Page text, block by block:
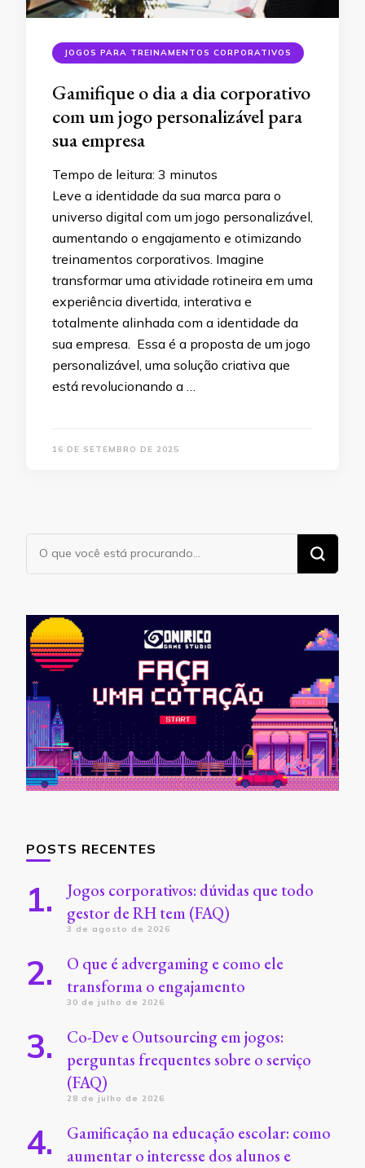
JOGOS PARA TREINAMENTOS CORPORATIVOS
Gamifique o dia a dia corporativo
com um jogo personalizável para
sua empresa
Tempo de leitura: 3 minutos
Leve a identidade da sua marca para o
universo digital com um jogo personalizável,
aumentando o engajamento e otimizando
treinamentos corporativos. Imagine
transformar uma atividade rotineira em uma
experiência divertida, interativa e
totalmente alinhada com a identidade da
sua empresa. Essa é a proposta de um jogo
personalizável, uma solução criativa que
está revolucionando a …
16 DE SETEMBRO DE 2025
Procurando
algo?
POSTS RECENTES
Jogos corporativos: dúvidas que todo
gestor de RH tem (FAQ)
3 de agosto de 2026
O que é advergaming e como ele
transforma o engajamento
30 de julho de 2026
Co-Dev e Outsourcing em jogos:
perguntas frequentes sobre o serviço
(FAQ)
28 de julho de 2026
Gamificação na educação escolar: como
aumentar o interesse dos alunos e